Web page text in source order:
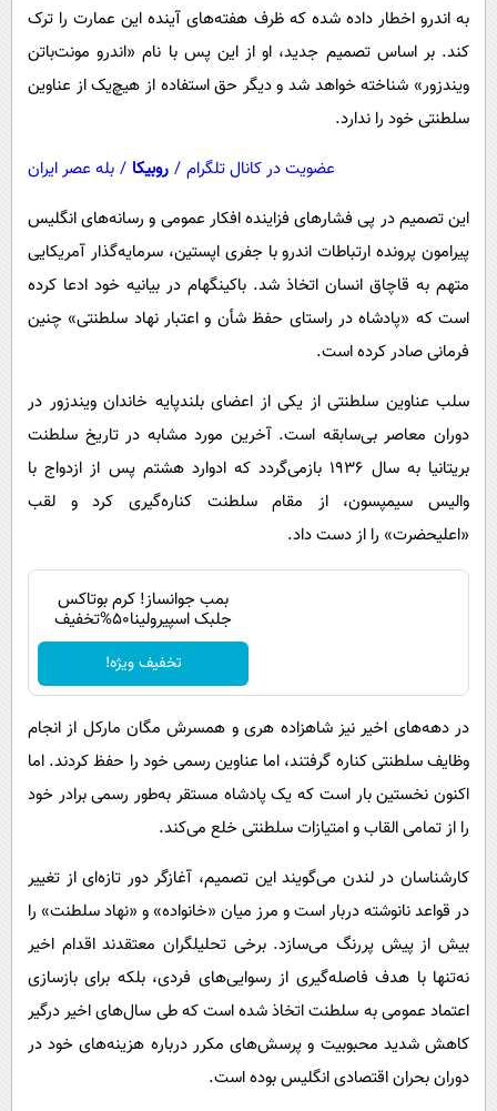
بین الملل
اجتماعی
به اندرو اخطار داده شده که ظرف هفته‌های آینده این عمارت را ترک
کند. بر اساس تصمیم جدید، او از این پس با نام «اندرو مونت‌باتن
ویندزور» شناخته خواهد شد و دیگر حق استفاده از هیچ‌یک از عناوین
سلطنتی خود را ندارد.
عضویت در کانال تلگرام / روبیکا / بله عصر ایران
این تصمیم در پی فشارهای فزاینده افکار عمومی و رسانه‌های انگلیس
پیرامون پرونده ارتباطات اندرو با جفری اپستین، سرمایه‌گذار آمریکایی
متهم به قاچاق انسان اتخاذ شد. باکینگهام در بیانیه خود ادعا کرده
است که «پادشاه در راستای حفظ شأن و اعتبار نهاد سلطنتی» چنین
فرمانی صادر کرده است.
سلب عناوین سلطنتی از یکی از اعضای بلندپایه خاندان ویندزور در
دوران معاصر بی‌سابقه است. آخرین مورد مشابه در تاریخ سلطنت
بریتانیا به سال ۱۹۳۶ بازمی‌گردد که ادوارد هشتم پس از ازدواج با
والیس سیمپسون، از مقام سلطنت کناره‌گیری کرد و لقب
«اعلیحضرت» را از دست داد.
بمب جوانساز! کرم بوتاکس
جلبک اسپیرولینا50%تخفیف
تخفیف ویژه!
در دهه‌های اخیر نیز شاهزاده هری و همسرش مگان مارکل از انجام
وظایف سلطنتی کناره گرفتند، اما عناوین رسمی خود را حفظ کردند. اما
اکنون نخستین بار است که یک پادشاه مستقر به‌طور رسمی برادر خود
را از تمامی القاب و امتیازات سلطنتی خلع می‌کند.
کارشناسان در لندن می‌گویند این تصمیم، آغازگر دور تازه‌ای از تغییر
در قواعد نانوشته دربار است و مرز میان «خانواده» و «نهاد سلطنت» را
بیش از پیش پررنگ می‌سازد. برخی تحلیلگران معتقدند اقدام اخیر
نه‌تنها با هدف فاصله‌گیری از رسوایی‌های فردی، بلکه برای بازسازی
اعتماد عمومی به سلطنت اتخاذ شده است که طی سال‌های اخیر درگیر
کاهش شدید محبوبیت و پرسش‌های مکرر درباره هزینه‌های خود در
دوران بحران اقتصادی انگلیس بوده است.